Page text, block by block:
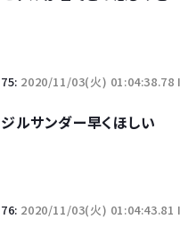
75: 2020/11/03(火) 01:04:38.78
ジルサンダー早くほしい
76: 2020/11/03(火) 01:04:43.81